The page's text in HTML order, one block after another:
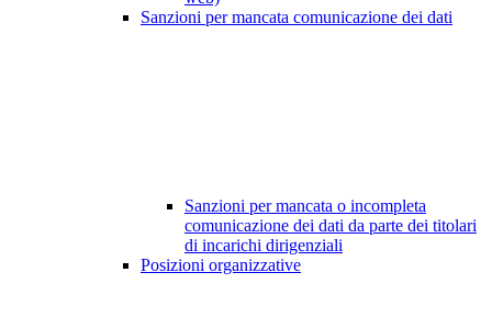
Sanzioni per mancata comunicazione dei dati
Sanzioni per mancata o incompleta
comunicazione dei dati da parte dei titolari
di incarichi dirigenziali
Posizioni organizzative